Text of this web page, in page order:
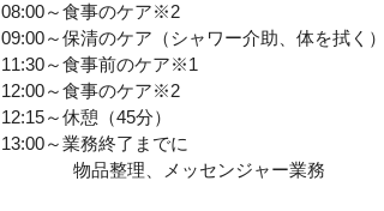
08:00～食事のケア※2
09:00～保清のケア（シャワー介助、体を拭く）
11:30～食事前のケア※1
12:00～食事のケア※2
12:15～休憩（45分）
13:00～業務終了までに
物品整理、メッセンジャー業務